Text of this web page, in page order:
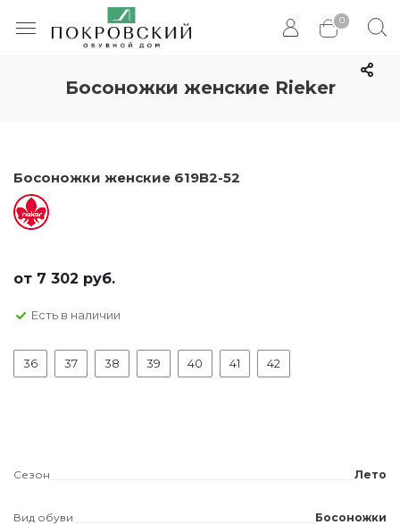
0
Босоножки женские Rieker
Босоножки женские 619B2-52
от 7 302 руб.
Есть в наличии
36 37 38 39 40 41 42
Сезон Лето
Вид обуви Босоножки